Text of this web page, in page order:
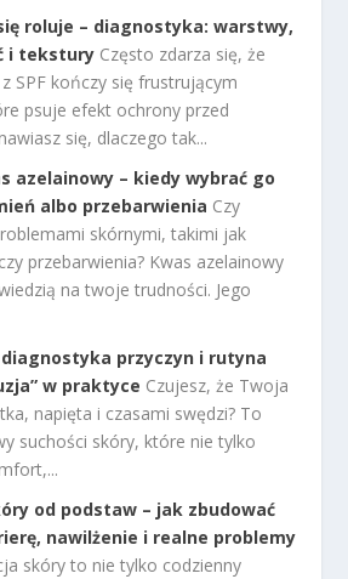
roluje – diagnostyka: warstwy,
i tekstury Często zdarza się, że
SPF kończy się frustrującym
psuje efekt ochrony przed
się, dlaczego tak...
azelainowy – kiedy wybrać go
albo przebarwienia Czy
skórnymi, takimi jak
przebarwienia? Kwas azelainowy
na twoje trudności. Jego
diagnostyka przyczyn i rutyna
w praktyce Czujesz, że Twoja
napięta i czasami swędzi? To
suchości skóry, które nie tylko
od podstaw – jak zbudować
nawilżenie i realne problemy
skóry to nie tylko codzienny